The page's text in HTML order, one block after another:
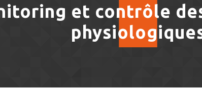
et contrôle